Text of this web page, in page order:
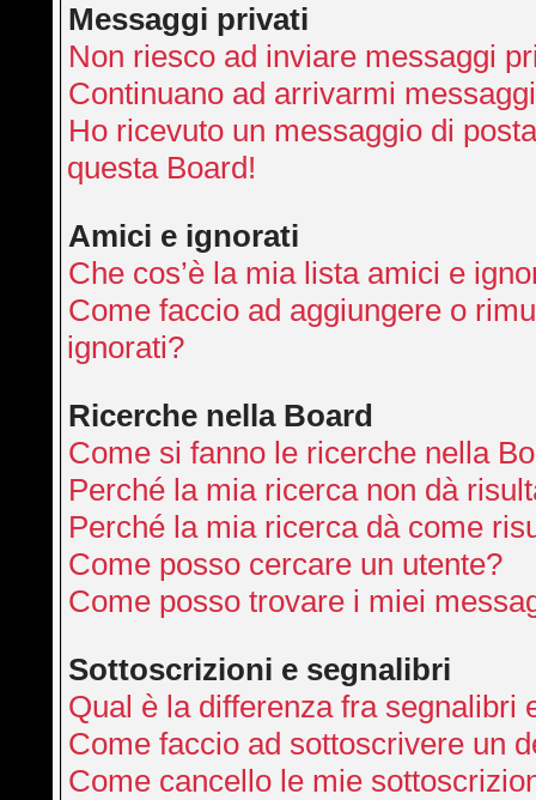
Messaggi privati
Non riesco ad inviare messaggi
Continuano ad arrivarmi
Ho ricevuto un messaggio di
questa Board!
Amici e ignorati
Che cos’è la mia lista amici e
Come faccio ad aggiungere o
ignorati?
Ricerche nella Board
Come si fanno le ricerche nella
Perché la mia ricerca non dà
Perché la mia ricerca dà come
Come posso cercare un utente?
Come posso trovare i miei
Sottoscrizioni e segnalibri
Qual è la differenza fra segnalibri
Come faccio ad sottoscrivere un
Come cancello le mie